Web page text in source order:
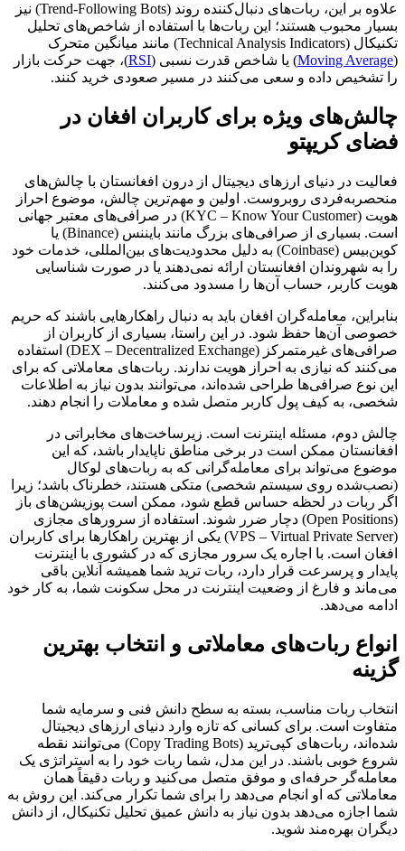
علاوه بر این، ربات‌های دنبال‌کننده روند (Trend-Following Bots) نیز
بسیار محبوب هستند؛ این ربات‌ها با استفاده از شاخص‌های تحلیل
تکنیکال (Technical Analysis Indicators) مانند میانگین متحرک
(
Moving Average) یا شاخص قدرت نسبی (RSI)، جهت حرکت بازار
را تشخیص داده و سعی می‌کنند در مسیر صعودی خرید کنند.
چالش‌های ویژه برای کاربران افغان در
فضای کریپتو
فعالیت در دنیای ارزهای دیجیتال از درون افغانستان با چالش‌های
منحصر‌به‌فردی روبروست. اولین و مهم‌ترین چالش، موضوع احراز
هویت (KYC – Know Your Customer) در صرافی‌های معتبر جهانی
است. بسیاری از صرافی‌های بزرگ مانند بایننس (Binance) یا
کوین‌بیس (Coinbase) به دلیل محدودیت‌های بین‌المللی، خدمات خود
را به شهروندان افغانستان ارائه نمی‌دهند یا در صورت شناسایی
هویت کاربر، حساب آن‌ها را مسدود می‌کنند.
بنابراین، معامله‌گران افغان باید به دنبال راهکارهایی باشند که حریم
خصوصی آن‌ها حفظ شود. در این راستا، بسیاری از کاربران از
صرافی‌های غیرمتمرکز (DEX – Decentralized Exchange) استفاده
می‌کنند که نیازی به احراز هویت ندارند. ربات‌های معاملاتی که برای
این نوع صرافی‌ها طراحی شده‌اند، می‌توانند بدون نیاز به اطلاعات
شخصی، به کیف پول کاربر متصل شده و معاملات را انجام دهند.
چالش دوم، مسئله اینترنت است. زیرساخت‌های مخابراتی در
افغانستان ممکن است در برخی مناطق ناپایدار باشد، که این
موضوع می‌تواند برای معامله‌گرانی که به ربات‌های لوکال
(نصب‌شده روی سیستم شخصی) متکی هستند، خطرناک باشد؛ زیرا
اگر ربات در لحظه حساس قطع شود، ممکن است پوزیشن‌های باز
(Open Positions) دچار ضرر شوند. استفاده از سرورهای مجازی
(VPS – Virtual Private Server) یکی از بهترین راهکارها برای کاربران
افغان است. با اجاره یک سرور مجازی که در کشوری با اینترنت
پایدار و پرسرعت قرار دارد، ربات ترید شما همیشه آنلاین باقی
می‌ماند و فارغ از وضعیت اینترنت در محل سکونت شما، به کار خود
ادامه می‌دهد.
انواع ربات‌های معاملاتی و انتخاب بهترین
گزینه
انتخاب ربات مناسب، بسته به سطح دانش فنی و سرمایه شما
متفاوت است. برای کسانی که تازه وارد دنیای ارزهای دیجیتال
شده‌اند، ربات‌های کپی‌ترید (Copy Trading Bots) می‌توانند نقطه
شروع خوبی باشند. در این مدل، شما ربات خود را به استراتژی یک
معامله‌گر حرفه‌ای و موفق متصل می‌کنید و ربات دقیقاً همان
معاملاتی که او انجام می‌دهد را برای شما تکرار می‌کند. این روش به
شما اجازه می‌دهد بدون نیاز به دانش عمیق تحلیل تکنیکال، از دانش
دیگران بهره‌مند شوید.